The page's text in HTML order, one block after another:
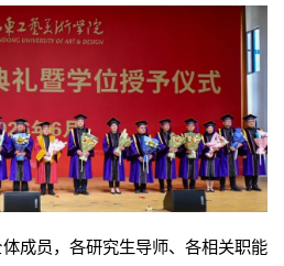
成员，各研究生导师、各相关职能